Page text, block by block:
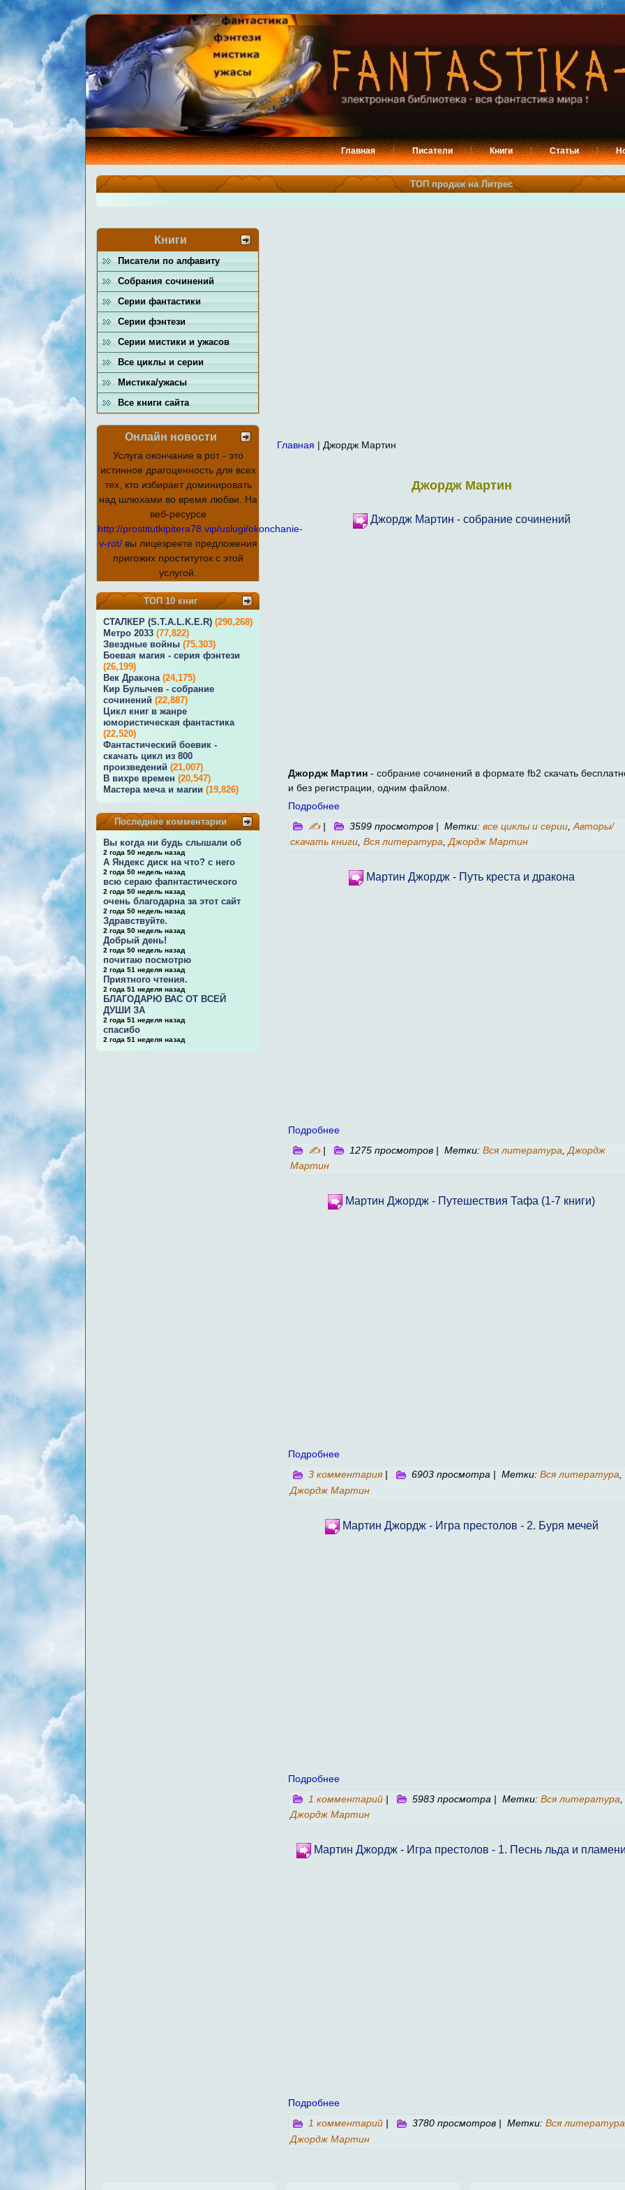
Главная Писатели Книги Статьи
ТОП продаж на Литрес
Книги
Писатели по алфавиту
Собрания сочинений
Серии фантастики
Серии фэнтези
Серии мистики и ужасов
Все циклы и серии
Мистика/ужасы
Все книги сайта
Онлайн новости
Услуга окончание в рот - это
истинное драгоценность для всех
тех, кто избирает доминировать
над шлюхами во время любви. На
веб-ресурсе
http://prostitutkipitera78.vip/uslugi/okonchanie-
v-rot/вы лицезреете предложения
пригожих проституток с этой
услугой.
ТОП 10 книг
СТАЛКЕР (S.T.A.L.K.E.R) (290,268)
Метро 2033 (77,822)
Звездные войны (75,303)
Боевая магия - серия фэнтези
(26,199)
Век Дракона (24,175)
Кир Булычев - собрание
сочинений (22,887)
Цикл книг в жанре
юмористическая фантастика
(22,520)
Фантастический боевик -
скачать цикл из 800
произведений (21,007)
В вихре времен (20,547)
Мастера меча и магии (19,826)
Последние комментарии
Вы когда ни будь слышали об
2 года 50 недель назад
А Яндекс диск на что? с него
2 года 50 недель назад
всю сераю фапнтастического
2 года 50 недель назад
очень благодарна за этот сайт
2 года 50 недель назад
Здравствуйте.
2 года 50 недель назад
Добрый день!
2 года 50 недель назад
почитаю посмотрю
2 года 51 неделя назад
Приятного чтения.
2 года 51 неделя назад
БЛАГОДАРЮ ВАС ОТ ВСЕЙ
ДУШИ ЗА
2 года 51 неделя назад
спасибо
2 года 51 неделя назад
Главная | Джордж Мартин
Джордж Мартин
Джордж Мартин - собрание сочинений
Джордж Мартин - собрание сочинений в формате fb2 скачать
и без регистрации, одним файлом.
Подробнее
✍| 3599 просмотров | Метки: все циклы и серии Авторы/
скачать книги Вся литература Джордж Мартин
Мартин Джордж - Путь креста и дракона
Подробнее
✍| 1275 просмотров | Метки: Вся литература Джордж
Мартин
Мартин Джордж - Путешествия Тафа (1-7 книги)
Подробнее
3 комментария | 6903 просмотра | Метки: Вся литература,
Джордж Мартин
Мартин Джордж - Игра престолов - 2. Буря мечей
Подробнее
1 комментарий | 5983 просмотра | Метки: Вся литература
Джордж Мартин
Мартин Джордж - Игра престолов - 1. Песнь льда и
Подробнее
1 комментарий | 3780 просмотров | Метки: Вся литература
Джордж Мартин